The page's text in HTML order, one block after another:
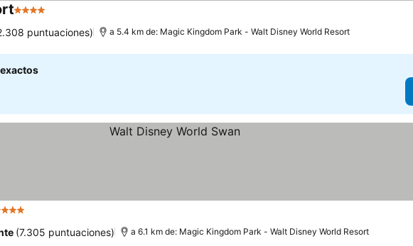
4 Estrellas
puntuaciones) a 5.4 km de: Magic Kingdom Park - Walt Disney World Resort
(7.305 puntuaciones) a 6.1 km de: Magic Kingdom Park - Walt Disney World Resort